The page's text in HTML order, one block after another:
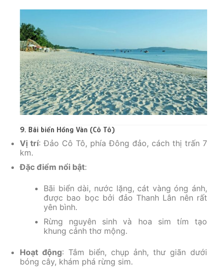
9. Bãi biển Hồng Vàn (Cô Tô)
Vị trí: Đảo Cô Tô, phía Đông đảo, cách thị trấn 7
km.
Đặc điểm nổi bật:
Bãi biển dài, nước lặng, cát vàng óng ánh,
được bao bọc bởi đảo Thanh Lân nên rất
yên bình.
Rừng nguyên sinh và hoa sim tím tạo
khung cảnh thơ mộng.
Hoạt động: Tắm biển, chụp ảnh, thư giãn dưới
bóng cây, khám phá rừng sim.